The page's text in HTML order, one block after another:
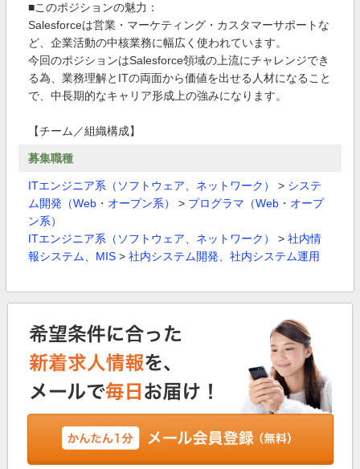
■このポジションの魅力：
Salesforceは営業・マーケティング・カスタマーサポートな
ど、企業活動の中核業務に幅広く使われています。
今回のポジションはSalesforce領域の上流にチャレンジでき
る為、業務理解とITの両面から価値を出せる人材になること
で、中長期的なキャリア形成上の強みになります。
【チーム／組織構成】
募集職種
ITエンジニア系（ソフトウェア、ネットワーク） > システ
ム開発（Web・オープン系）
> プログラマ（Web・オープ
ン系）
ITエンジニア系（ソフトウェア、ネットワーク）
> 社内情
報システム、MIS > 社内システム開発、社内システム運用